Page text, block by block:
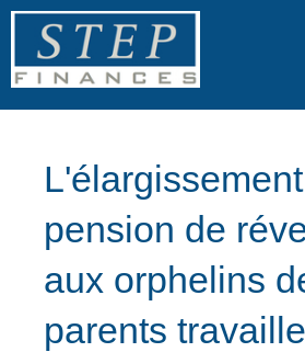
pension de
aux orphelins
parents